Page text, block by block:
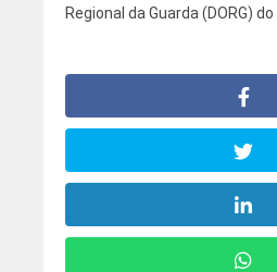
Regional da Guarda (DORG) do